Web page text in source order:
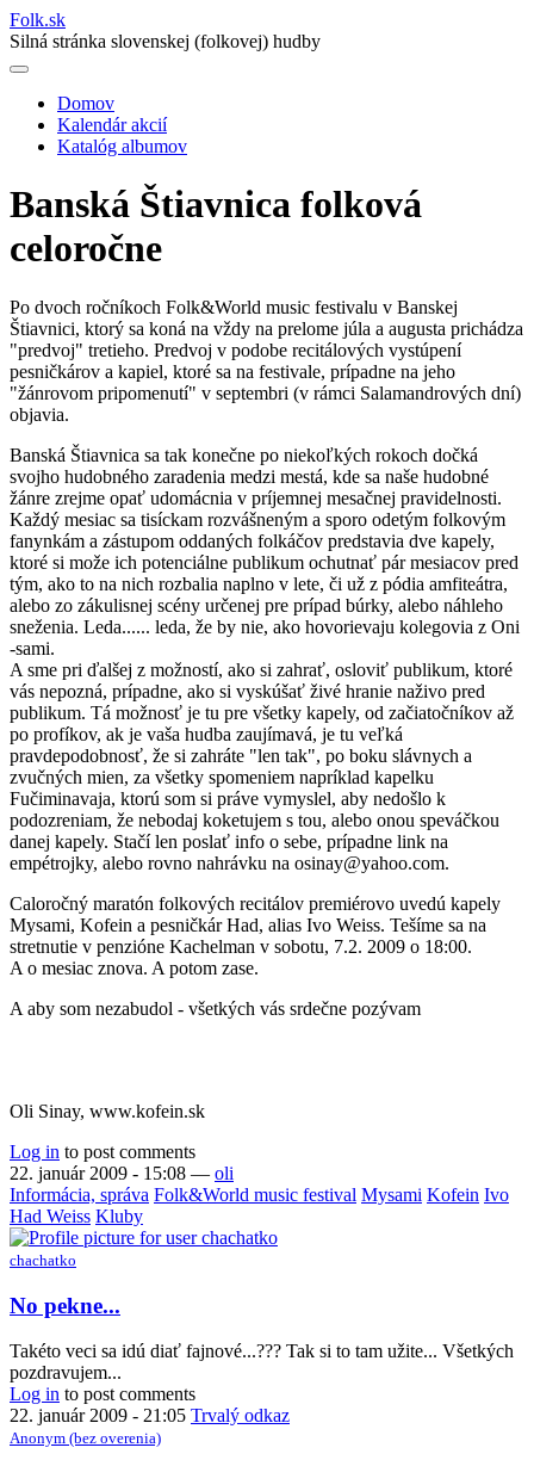
Folk.sk
Silná stránka slovenskej (folkovej) hudby
Main
navigation
Domov
Kalendár akcií
Katalóg albumov
Banská Štiavnica folková
celoročne
Po dvoch ročníkoch Folk&World music festivalu v Banskej
Štiavnici, ktorý sa koná na vždy na prelome júla a augusta prichádza
"predvoj" tretieho. Predvoj v podobe recitálových vystúpení
pesničkárov a kapiel, ktoré sa na festivale, prípadne na jeho
"žánrovom pripomenutí" v septembri (v rámci Salamandrových dní)
objavia.
Banská Štiavnica sa tak konečne po niekoľkých rokoch dočká
svojho hudobného zaradenia medzi mestá, kde sa naše hudobné
žánre zrejme opať udomácnia v príjemnej mesačnej pravidelnosti.
Každý mesiac sa tisíckam rozvášneným a sporo odetým folkovým
fanynkám a zástupom oddaných folkáčov predstavia dve kapely,
ktoré si može ich potenciálne publikum ochutnať pár mesiacov pred
tým, ako to na nich rozbalia naplno v lete, či už z pódia amfiteátra,
alebo zo zákulisnej scény určenej pre prípad búrky, alebo náhleho
sneženia. Leda...... leda, že by nie, ako hovorievaju kolegovia z Oni
-sami.
A sme pri ďalšej z možností, ako si zahrať, osloviť publikum, ktoré
vás nepozná, prípadne, ako si vyskúšať živé hranie naživo pred
publikum. Tá možnosť je tu pre všetky kapely, od začiatočníkov až
po profíkov, ak je vaša hudba zaujímavá, je tu veľká
pravdepodobnosť, že si zahráte "len tak", po boku slávnych a
zvučných mien, za všetky spomeniem napríklad kapelku
Fučiminavaja, ktorú som si práve vymyslel, aby nedošlo k
podozreniam, že nebodaj koketujem s tou, alebo onou speváčkou
danej kapely. Stačí len poslať info o sebe, prípadne link na
empétrojky, alebo rovno nahrávku na osinay@yahoo.com.
Caloročný maratón folkových recitálov premiérovo uvedú kapely
Mysami, Kofein a pesničkár Had, alias Ivo Weiss. Tešíme sa na
stretnutie v penzióne Kachelman v sobotu, 7.2. 2009 o 18:00.
A o mesiac znova. A potom zase.
A aby som nezabudol - všetkých vás srdečne pozývam
Oli Sinay, www.kofein.sk
Log in to post comments
22. január 2009 - 15:08 — oli
Informácia, správa Folk&World music festival Mysami Kofein Ivo
Had Weiss Kluby
chachatko
No pekne...
Takéto veci sa idú diať fajnové...??? Tak si to tam užite... Všetkých
pozdravujem...
Log in to post comments
22. január 2009 - 21:05 Trvalý odkaz
Anonym (bez overenia)